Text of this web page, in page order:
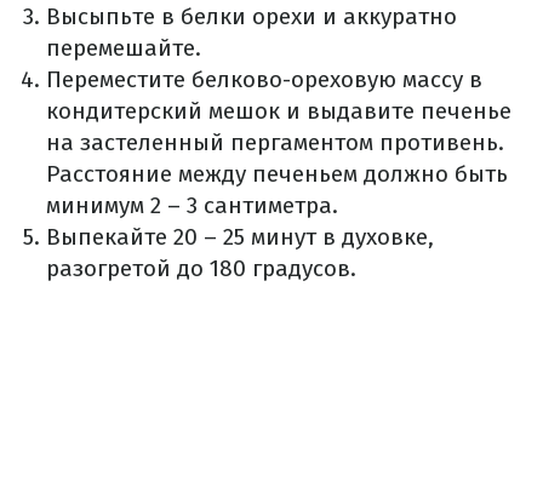
Высыпьте в белки орехи и аккуратно
перемешайте.
Переместите белково-ореховую массу в
кондитерский мешок и выдавите печенье
на застеленный пергаментом противень.
Расстояние между печеньем должно быть
минимум 2 – 3 сантиметра.
Выпекайте 20 – 25 минут в духовке,
разогретой до 180 градусов.